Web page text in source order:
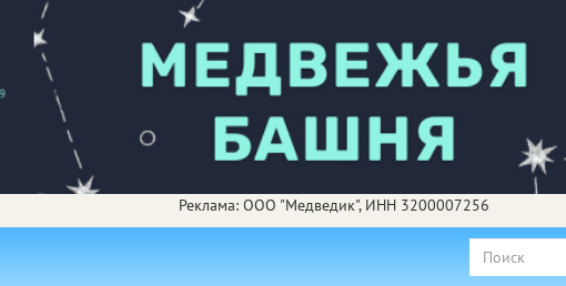
Реклама: ООО "Медведик", ИНН 3200007256